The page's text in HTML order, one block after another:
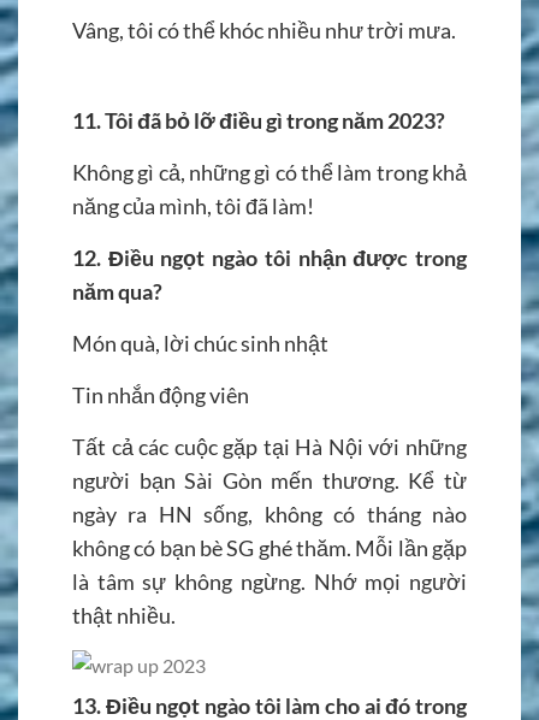
Vâng, tôi có thể khóc nhiều như trời mưa.
11. Tôi đã bỏ lỡ điều gì trong năm 2023?
Không gì cả, những gì có thể làm trong khả
năng của mình, tôi đã làm!
12. Điều ngọt ngào tôi nhận được trong
năm qua?
Món quà, lời chúc sinh nhật
Tin nhắn động viên
Tất cả các cuộc gặp tại Hà Nội với những
người bạn Sài Gòn mến thương. Kể từ
ngày ra HN sống, không có tháng nào
không có bạn bè SG ghé thăm. Mỗi lần gặp
là tâm sự không ngừng. Nhớ mọi người
thật nhiều.
13. Điều ngọt ngào tôi làm cho ai đó trong